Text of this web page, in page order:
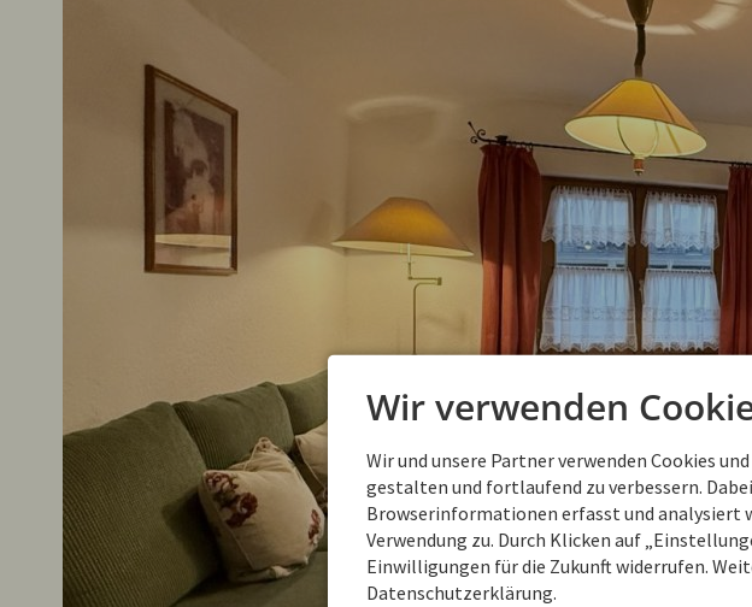
Wir verwenden
Wir und unsere Partner verwenden Cookies
gestalten und fortlaufend zu verbessern.
Browserinformationen erfasst und analysiert
Verwendung zu. Durch Klicken auf
Einwilligungen für die Zukunft widerrufen.
Datenschutzerklärung.